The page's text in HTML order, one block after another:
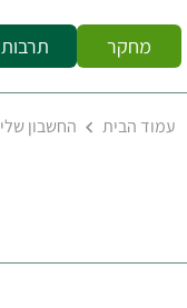
מחקר תרבות
עמוד הבית החשבון שלי